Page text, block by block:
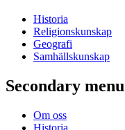
Historia
Religionskunskap
Geografi
Samhällskunskap
Secondary menu
Om oss